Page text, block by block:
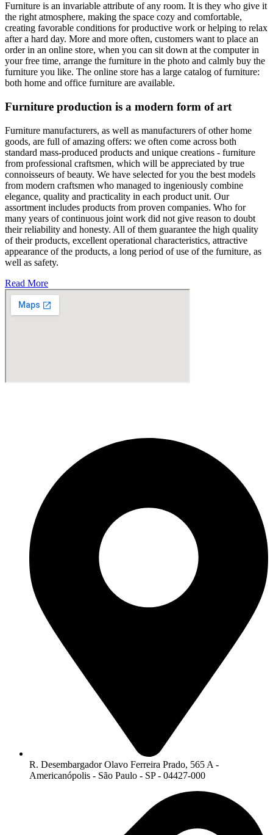
Furniture is an invariable attribute of any room. It is they who give it
the right atmosphere, making the space cozy and comfortable,
creating favorable conditions for productive work or helping to relax
after a hard day. More and more often, customers want to place an
order in an online store, when you can sit down at the computer in
your free time, arrange the furniture in the photo and calmly buy the
furniture you like. The online store has a large catalog of furniture:
both home and office furniture are available.
Furniture production is a modern form of art
Furniture manufacturers, as well as manufacturers of other home
goods, are full of amazing offers: we often come across both
standard mass-produced products and unique creations - furniture
from professional craftsmen, which will be appreciated by true
connoisseurs of beauty. We have selected for you the best models
from modern craftsmen who managed to ingeniously combine
elegance, quality and practicality in each product unit. Our
assortment includes products from proven companies. Who for
many years of continuous joint work did not give reason to doubt
their reliability and honesty. All of them guarantee the high quality
of their products, excellent operational characteristics, attractive
appearance of the products, a long period of use of the furniture, as
well as safety.
Read More
R. Desembargador Olavo Ferreira Prado, 565 A -
Americanópolis - São Paulo - SP - 04427-000